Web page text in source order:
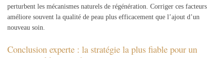
perturbent les mécanismes naturels de régénération. Corriger ces facteurs
améliore souvent la qualité de peau plus efficacement que l’ajout d’un
nouveau soin.
Conclusion experte : la stratégie la plus fiable pour un